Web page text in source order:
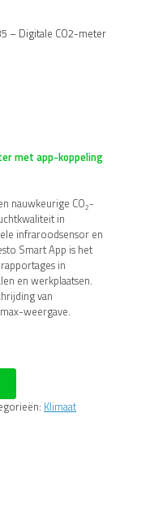
– Digitale CO2-meter
met app-koppeling
nauwkeurige CO₂-
in
infraroodsensor en
Smart App is het
in
en werkplaatsen.
van
weergave.
Klimaat